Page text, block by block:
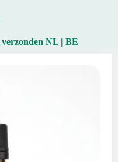
verzonden NL | BE